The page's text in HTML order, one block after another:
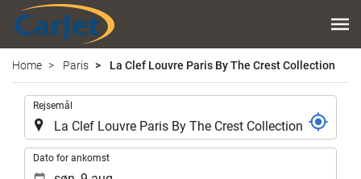
Home Paris La Clef Louvre Paris By The Crest Collection
Rejsemål
Dato for ankomst